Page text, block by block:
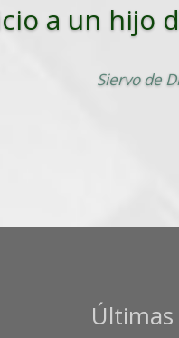
a un hijo
Siervo de